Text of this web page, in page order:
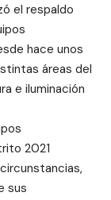
el respaldo
hace unos
áreas del
e iluminación
2021
sus